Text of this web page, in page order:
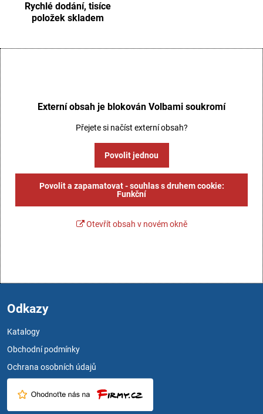
Rychlé dodání, tisíce
položek skladem
Externí obsah je blokován Volbami soukromí
Přejete si načíst externí obsah?
Povolit jednou
Povolit a zapamatovat - souhlas s druhem cookie:
Funkční
Otevřít obsah v novém okně
Odkazy
Katalogy
Obchodní podmínky
Ochrana osobních údajů